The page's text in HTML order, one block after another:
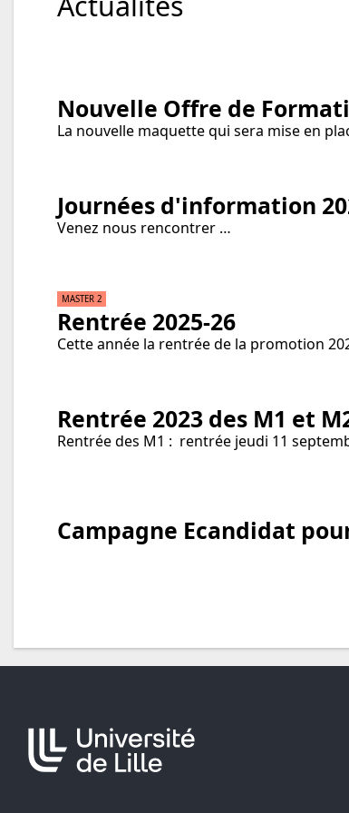
Nouvelle Offre de
La nouvelle maquette qui sera mise en
Journées d'information
Venez nous rencontrer …
MASTER 2
Rentrée 2025-26
Cette année la rentrée de la promotion
Rentrée 2023 des M1 et
Rentrée des M1 : rentrée jeudi 11
Campagne Ecandidat